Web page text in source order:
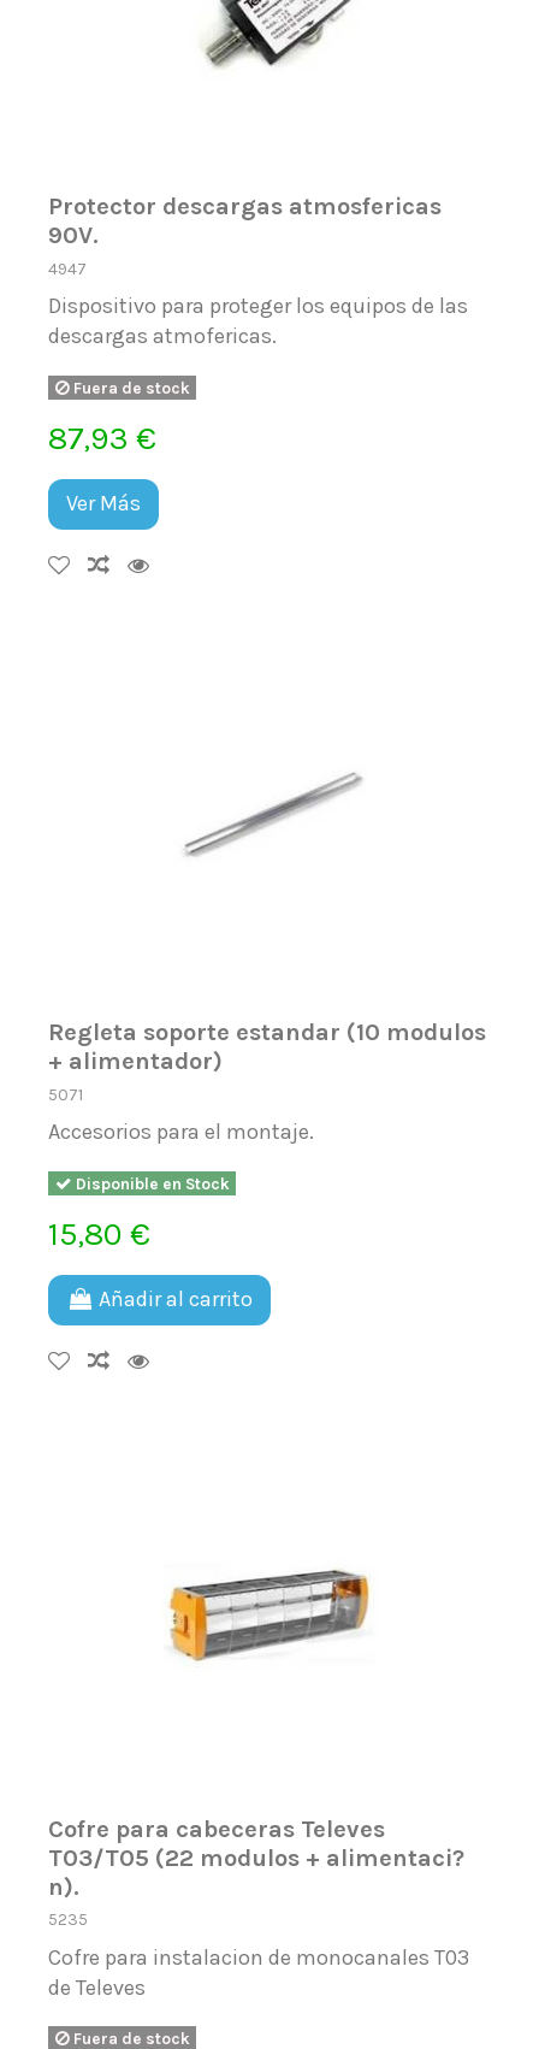
Protector descargas atmosfericas
90V.
4947
Dispositivo para proteger los equipos de las
descargas atmofericas.
Fuera de stock
87,93 €
Ver Más
Regleta soporte estandar (10 modulos
+ alimentador)
5071
Accesorios para el montaje.
Disponible en Stock
15,80 €
Añadir al carrito
Cofre para cabeceras Televes
T03/T05 (22 modulos + alimentaci?
n).
5235
Cofre para instalacion de monocanales T03
de Televes
Fuera de stock